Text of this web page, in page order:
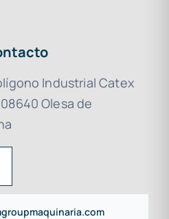
Industrial Catex
Olesa de